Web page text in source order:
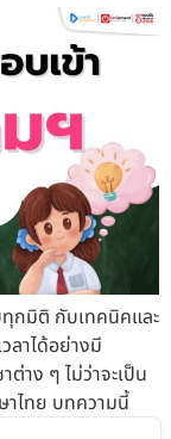
กมิติ กับเทคนิคและ
ลาได้อย่างมี
าง ๆ ไม่ว่าจะเป็น
าไทย บทความนี้